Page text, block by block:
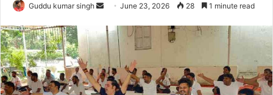
Guddu kumar singh
Send
email
June 23, 2026 28 1 minute read